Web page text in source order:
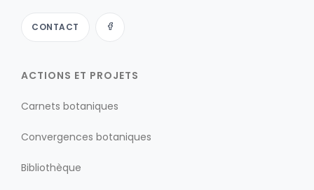
CONTACT
ACTIONS ET PROJETS
Carnets botaniques
Convergences botaniques
Bibliothèque